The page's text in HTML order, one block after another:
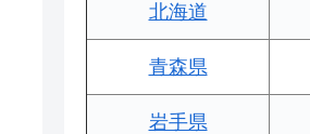
北海道
青森県
岩手県